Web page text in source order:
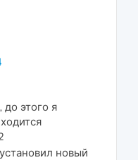
этого я
новый